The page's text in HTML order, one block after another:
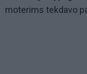
moterims tekdavo